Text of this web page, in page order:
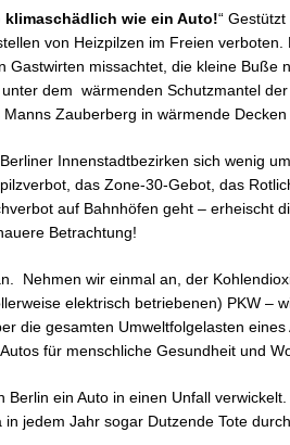
klimaschädlich wie ein Auto!“
von Heizpilzen im Freien
Gastwirten missachtet, die kleine Buße
dem wärmenden Schutzmantel
Zauberberg in wärmende Decken
Innenstadtbezirken sich wenig
das Zone-30-Gebot, das
auf Bahnhöfen geht – erheischt
Betrachtung!
Nehmen wir einmal an, der
elektrisch betriebenen) PKW –
die gesamten Umweltfolgelasten
für menschliche Gesundheit und
Berlin ein Auto in einen Unfall
jedem Jahr sogar Dutzende Tote